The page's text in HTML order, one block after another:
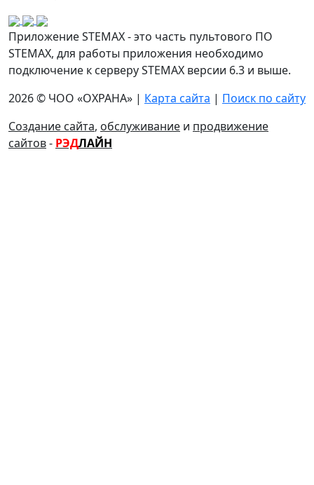
Приложение STEMAX - это часть пультового ПО
STEMAX, для работы приложения необходимо
подключение к серверу STEMAX версии 6.3 и выше.
2026 © ЧОО «ОХРАНА» | Карта сайта | Поиск по сайту
Создание сайта, обслуживание и продвижение
сайтов- РЭДЛАЙН